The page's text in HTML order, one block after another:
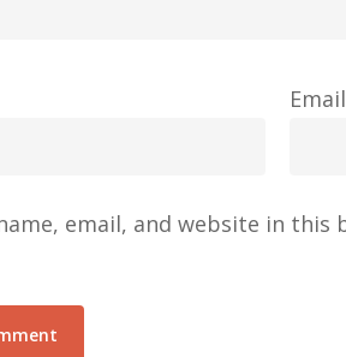
Email
email, and website in